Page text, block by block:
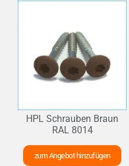
HPL Schrauben Braun
RAL 8014
zum Angebot hinzufügen